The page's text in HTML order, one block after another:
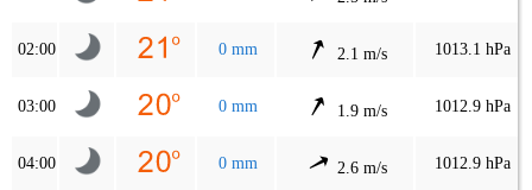
02:00 0 mm 2.1 m/s 1013.1 hPa
03:00 0 mm 1.9 m/s 1012.9 hPa
04:00 0 mm 2.6 m/s 1012.9 hPa